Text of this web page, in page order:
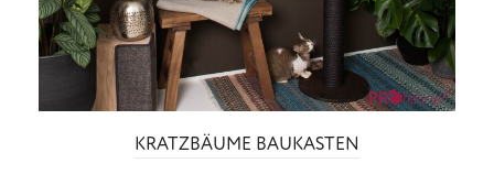
KRATZBÄUME BAUKASTEN